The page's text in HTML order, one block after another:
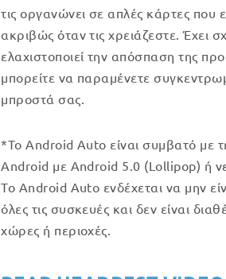
τις οργανώνει σε απλές κάρτες που
ακριβώς όταν τις χρειάζεστε. Έχει
ελαχιστοποιεί την απόσπαση της
μπορείτε να παραμένετε
μπροστά σας.
*Το Android Auto είναι συμβατό με
Android με Android 5.0 (Lollipop) ή
Το Android Auto ενδέχεται να μην
όλες τις συσκευές και δεν είναι
χώρες ή περιοχές.